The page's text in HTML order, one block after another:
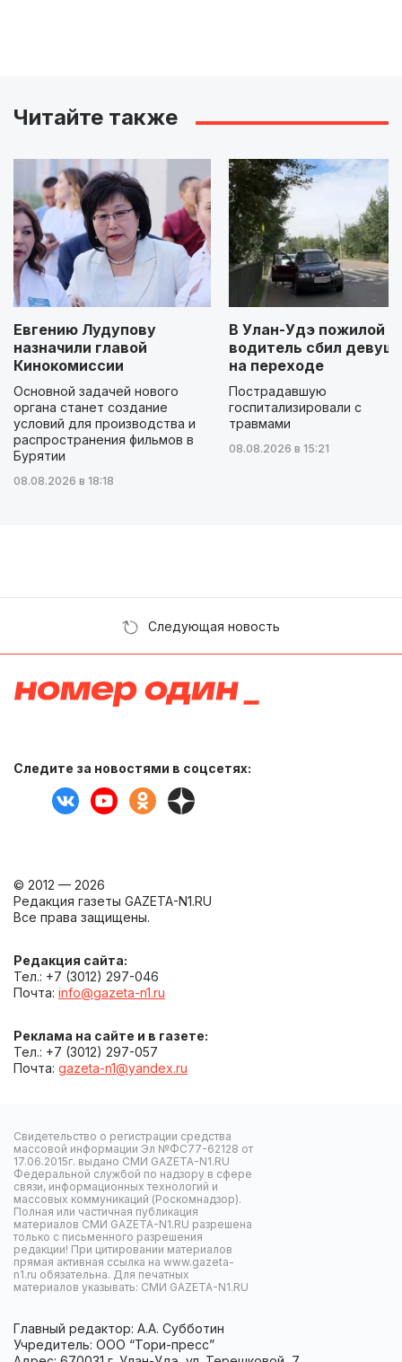
Читайте также
Евгению Лудупову
назначили главой
Кинокомиссии
Основной задачей нового
органа станет создание
условий для производства и
распространения фильмов в
Бурятии
08.08.2026 в 18:18
В Улан-Удэ пожилой
водитель сбил
на переходе
Пострадавшую
госпитализировали с
травмами
08.08.2026 в 15:21
Следующая новость
Следите за новостями в соцсетях:
© 2012 — 2026
Редакция газеты GAZETA-N1.RU
Все права защищены.
Редакция сайта:
Тел.: +7 (3012) 297-046
Почта: info@gazeta-n1.ru
Реклама на сайте и в газете:
Тел.: +7 (3012) 297-057
Почта: gazeta-n1@yandex.ru
Свидетельство о регистрации средства
массовой информации Эл №ФС77-62128 от
17.06.2015г. выдано СМИ GAZETA-N1.RU
Федеральной службой по надзору в сфере
связи, информационных технологий и
массовых коммуникаций (Роскомнадзор).
Полная или частичная публикация
материалов СМИ GAZETA-N1.RU разрешена
только с письменного разрешения
редакции! При цитировании материалов
прямая активная ссылка на www.gazeta-
n1.ru обязательна. Для печатных
материалов указывать: СМИ GAZETA-N1.RU
Главный редактор: А.А. Субботин
Учредитель: ООО “Тори-пресс”